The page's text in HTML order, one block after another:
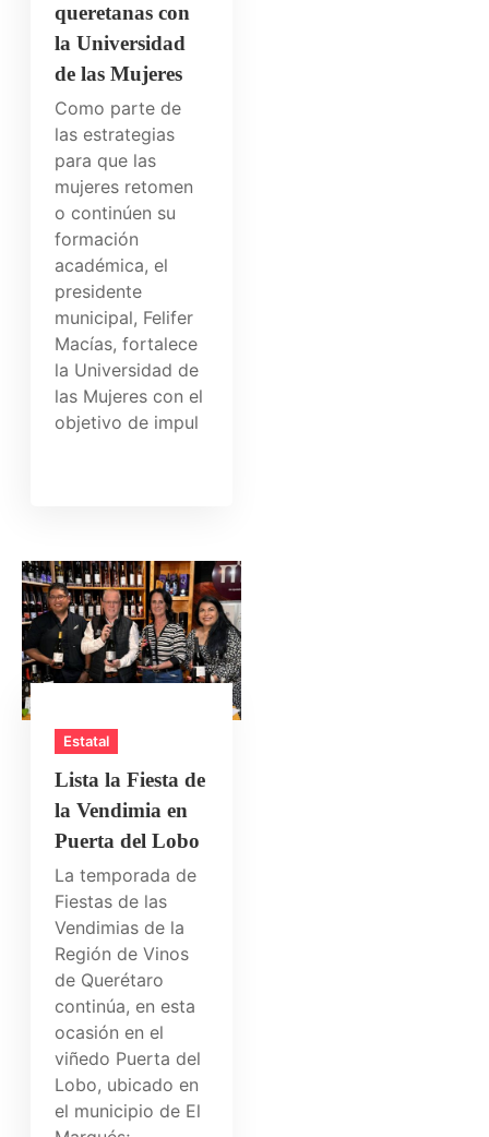
queretanas con
la Universidad
de las Mujeres
Como parte de
las estrategias
para que las
mujeres retomen
o continúen su
formación
académica, el
presidente
municipal, Felifer
Macías, fortalece
la Universidad de
las Mujeres con el
objetivo de impul
Estatal
Lista la Fiesta de
la Vendimia en
Puerta del Lobo
La temporada de
Fiestas de las
Vendimias de la
Región de Vinos
de Querétaro
continúa, en esta
ocasión en el
viñedo Puerta del
Lobo, ubicado en
el municipio de El